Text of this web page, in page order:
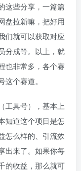
这些分享，一篇篇
盘拉新嘛，把好用
们就可以获取对应
分成等。以上，就
也非常多，各个赛
个赛道。
工具号），基本上
知道这个项目是怎
怎么样的、引流效
出来了。如果你每
的收益，那么就可